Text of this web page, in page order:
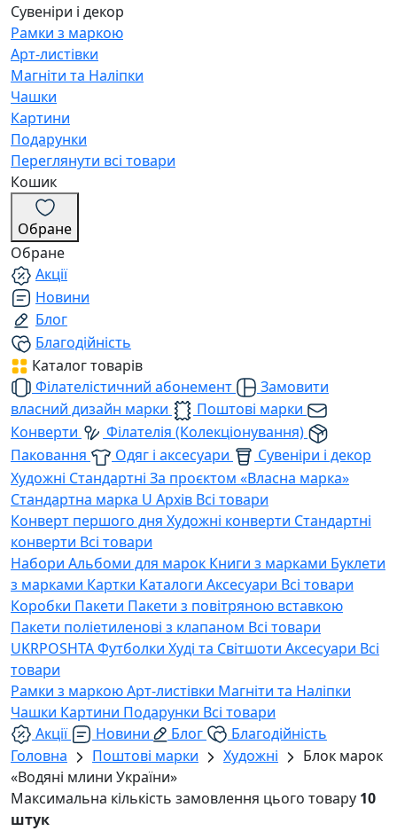
Сувеніри і декор
Рамки з маркою
Арт-листівки
Магніти та Наліпки
Чашки
Картини
Подарунки
Переглянути всі товари
Кошик
Обране
Обране
Акції
Новини
Блог
Благодійність
Каталог товарів
Філателістичний абонемент
Замовити
власний дизайн марки
Поштові марки
Конверти
Філателія (Колекціонування)
Паковання
Одяг і аксесуари
Сувеніри і декор
Художні Стандартні За проєктом «Власна марка»
Стандартна марка U Архів Всі товари
Конверт першого дня Художні конверти Стандартні
конверти Всі товари
Набори Альбоми для марок Книги з марками Буклети
з марками Картки Каталоги Аксесуари Всі товари
Коробки Пакети Пакети з повітряною вставкою
Пакети поліетиленові з клапаном Всі товари
UKRPOSHTAФутболки Худі та Світшоти Аксесуари Всі
товари
Рамки з маркоюАрт-листівки Магніти та Наліпки
Чашки Картини Подарунки Всі товари
Акції
Новини Блог
Благодійність
Головна
Поштові марки Художні
Блок марок
«Водяні млини України»
Максимальна кількість замовлення цього товару 10
штук